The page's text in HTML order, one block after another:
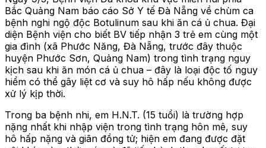
Bắc Quảng Nam báo cáo Sở Y tế Đà Nẵng về chùm ca
bệnh nghi ngộ độc Botulinum sau khi ăn cá ủ chua. Đại
diện Bệnh viện cho biết BV tiếp nhận 3 trẻ em cùng một
gia đình (xã Phước Năng, Đà Nẵng, trước đây thuộc
huyện Phước Sơn, Quảng Nam) trong tình trạng nguy
kịch sau khi ăn món cá ủ chua – đây là loại độc tố nguy
hiểm có thể gây liệt cơ và suy hô hấp nếu không được
xử lý kịp thời.
Trong ba bệnh nhi, em H.N.T. (15 tuổi) là trường hợp
nặng nhất khi nhập viện trong tình trạng hôn mê, suy
hô hấp nặng và giãn đồng tử; hiện em đang được đặt